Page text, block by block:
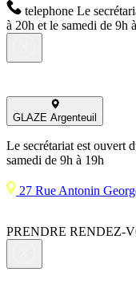
telephone Le
à 20h et le samedi de 9h
GLAZE Argenteuil
Le secrétariat est ouvert
samedi de 9h à 19h
27 Rue Antonin
PRENDRE RENDEZ-